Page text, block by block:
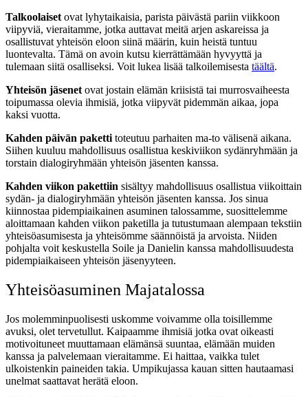
Talkoolaiset ovat lyhytaikaisia, parista päivästä pariin viikkoon
viipyviä, vieraitamme, jotka auttavat meitä arjen askareissa ja
osallistuvat yhteisön eloon siinä määrin, kuin heistä tuntuu
luontevalta. Tämä on avoin kutsu kierrättämään hyvyyttä ja
tulemaan siitä osalliseksi. Voit lukea lisää talkoilemisesta täältä.
Yhteisön jäsenet ovat jostain elämän kriisistä tai murrosvaiheesta
toipumassa olevia ihmisiä, jotka viipyvät pidemmän aikaa, jopa
kaksi vuotta.
Kahden päivän paketti toteutuu parhaiten ma-to välisenä aikana.
Siihen kuuluu mahdollisuus osallistua keskiviikon sydänryhmään ja
torstain dialogiryhmään yhteisön jäsenten kanssa.
Kahden viikon pakettiin sisältyy mahdollisuus osallistua viikoittain
sydän- ja dialogiryhmään yhteisön jäsenten kanssa. Jos sinua
kiinnostaa pidempiaikainen asuminen talossamme, suosittelemme
aloittamaan kahden viikon paketilla ja tutustumaan alempaan tekstiin
yhteisöasumisesta ja yhteisömme säännöistä ja arvoista. Niiden
pohjalta voit keskustella Soile ja Danielin kanssa mahdollisuudesta
pidempiaikaiseen yhteisön jäsenyyteen.
Yhteisöasuminen Majatalossa
Jos molemminpuolisesti uskomme voivamme olla toisillemme
avuksi, olet tervetullut. Kaipaamme ihmisiä jotka ovat oikeasti
motivoituneet muuttamaan elämänsä suuntaa, elämään muiden
kanssa ja palvelemaan vieraitamme. Ei haittaa, vaikka tulet
ulkoistenkin paineiden takia. Umpikujassa kauan sitten hautaamasi
unelmat saattavat herätä eloon.